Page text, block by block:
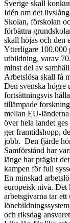
Sverige skall
Idén om det
Skolan, förskolan
förbättra
skall höjas och den
Ytterligare 100.000
utbildning, varav
minst del av
Arbetslösa skall få
Den svenska högre
fortsättningsvis
tillämpade
mellan EU-
över hela landet
ger framtidshopp,
jobb. Den fjärde
Samförstånd har
länge har präglat
kampen för full
En minskad
europeisk nivå. Det
arbetsgivarna tar
och riksdag